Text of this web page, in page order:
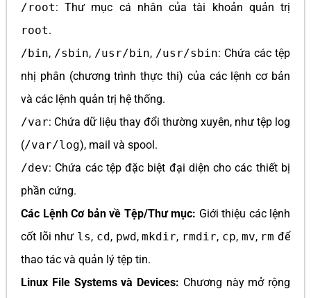
/root: Thư mục cá nhân của tài khoản quản trị
root.
/bin, /sbin, /usr/bin, /usr/sbin: Chứa các tệp
nhị phân (chương trình thực thi) của các lệnh cơ bản
và các lệnh quản trị hệ thống.
/var: Chứa dữ liệu thay đổi thường xuyên, như tệp log
(/var/log), mail và spool.
/dev: Chứa các tệp đặc biệt đại diện cho các thiết bị
phần cứng.
Các Lệnh Cơ bản về Tệp/Thư mục: Giới thiệu các lệnh
cốt lõi như ls, cd , pwd ,mkdir, rmdir, cp, mv, rm để
thao tác và quản lý tệp tin.
Linux File Systems và Devices: Chương này mở rộng